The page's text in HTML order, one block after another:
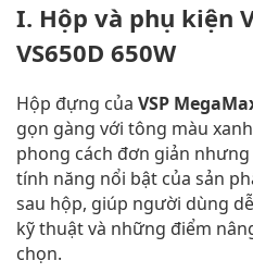
I. Hộp và phụ kiện
VS650D 650W
Hộp đựng của VSP
gọn gàng với tông màu
phong cách đơn giản
tính năng nổi bật của sản
sau hộp, giúp người dùng
kỹ thuật và những điểm
chọn.